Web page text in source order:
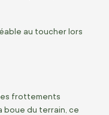
au toucher lors
frottements
boue du terrain, ce